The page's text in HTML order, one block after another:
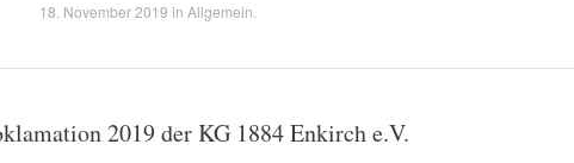
18. November 2019 in Allgemein
2019 der KG 1884 Enkirch e.V.